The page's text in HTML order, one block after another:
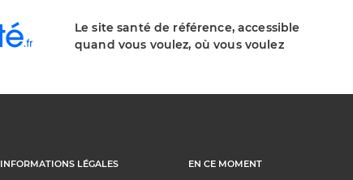
Le site santé de référence, accessible
quand vous voulez, où vous voulez
INFORMATIONS LÉGALES EN CE MOMENT